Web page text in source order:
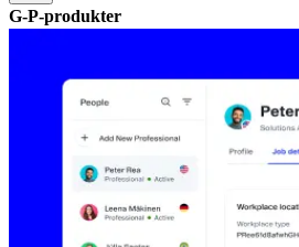
G-P-produkter​​